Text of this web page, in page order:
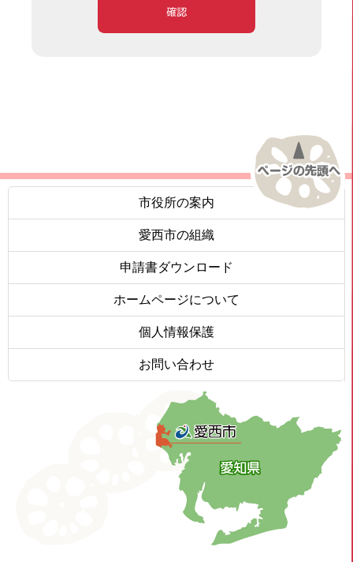
確認
市役所の案内
愛西市の組織
申請書ダウンロード
ホームページについて
個人情報保護
お問い合わせ